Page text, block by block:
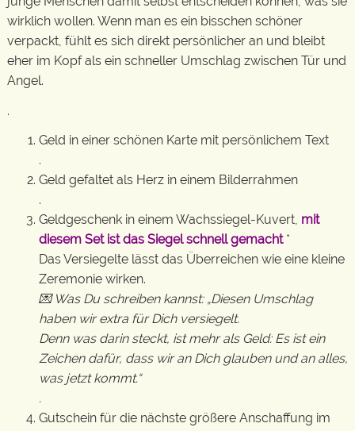
wirklich wollen. Wenn man es ein bisschen schöner
verpackt, fühlt es sich direkt persönlicher an und bleibt
eher im Kopf als ein schneller Umschlag zwischen Tür und
Angel.
.
Geld in einer schönen Karte mit persönlichem Text
.
Geld gefaltet als Herz in einem Bilderrahmen
.
Geldgeschenk in einem Wachssiegel-Kuvert, mit
diesem Set ist das Siegel schnell gemacht*
Das Versiegelte lässt das Überreichen wie eine kleine
Zeremonie wirken.
💌 Was Du schreiben kannst: „Diesen Umschlag
haben wir extra für Dich versiegelt.
Denn was darin steckt, ist mehr als Geld: Es ist ein
Zeichen dafür, dass wir an Dich glauben und an alles,
was jetzt kommt.“
.
Gutschein für die nächste größere Anschaffung im